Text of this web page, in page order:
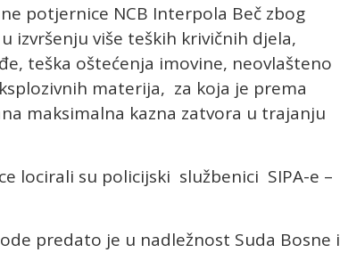
potjernice NCB Interpola Beč zbog
izvršenju više teških krivičnih djela,
teška oštećenja imovine, neovlašteno
materija, za koja je prema
maksimalna kazna zatvora u trajanju
locirali su policijski službenici SIPA-e –
predato je u nadležnost Suda Bosne i